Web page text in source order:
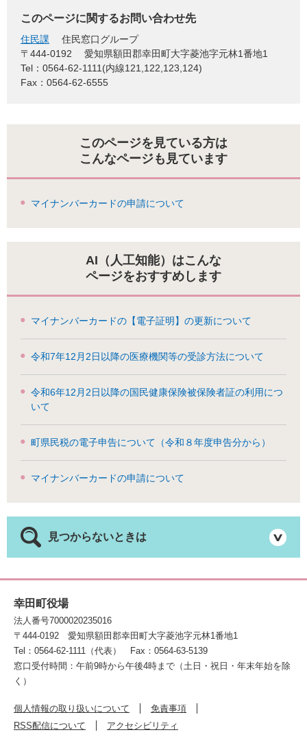
このページに関するお問い合わせ先
住民課
住民窓口グループ
〒444-0192
愛知県額田郡幸田町大字菱池字元林1番地1
Tel：0564-62-1111(内線121,122,123,124)
Fax：0564-62-6555
このページを見ている方は
こんなページも見ています
マイナンバーカードの申請について
AI（人工知能）はこんな
ページをおすすめします
マイナンバーカードの【電子証明】の更新について
令和7年12月2日以降の医療機関等の受診方法について
令和6年12月2日以降の国民健康保険被保険者証の利用につ
いて
町県民税の電子申告について（令和８年度申告分から）
マイナンバーカードの申請について
見つからないときは
幸田町役場
法人番号7000020235016
〒444-0192
愛知県額田郡幸田町大字菱池字元林1番地1
Tel：0564-62-1111（代表）
Fax：0564-63-5139
窓口受付時間：午前9時から午後4時まで（土日・祝日・年末年始を除
く）
個人情報の取り扱いについて
免責事項
RSS配信について
アクセシビリティ